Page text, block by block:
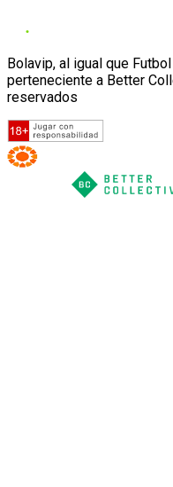
Bolavip, al igual que
perteneciente a Better
reservados